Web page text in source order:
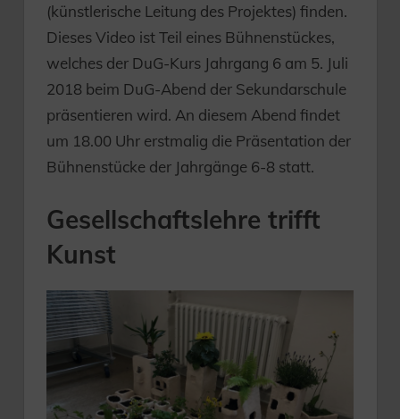
(künstlerische Leitung des Projektes) finden.
Dieses Video ist Teil eines Bühnenstückes,
welches der DuG-Kurs Jahrgang 6 am 5. Juli
2018 beim DuG-Abend der Sekundarschule
präsentieren wird. An diesem Abend findet
um 18.00 Uhr erstmalig die Präsentation der
Bühnenstücke der Jahrgänge 6-8 statt.
Gesellschaftslehre trifft
Kunst